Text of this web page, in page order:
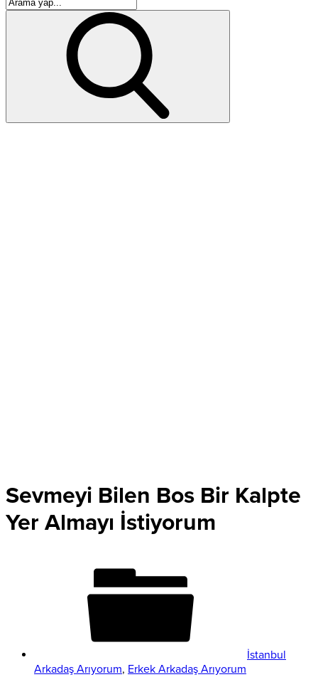
Sevmeyi Bilen Bos Bir Kalpte
Yer Almayı İstiyorum
İstanbul
Arkadaş Arıyorum, Erkek Arkadaş Arıyorum